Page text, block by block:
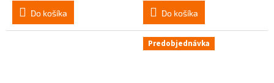
Do košíka Do košíka
Predobjednávka